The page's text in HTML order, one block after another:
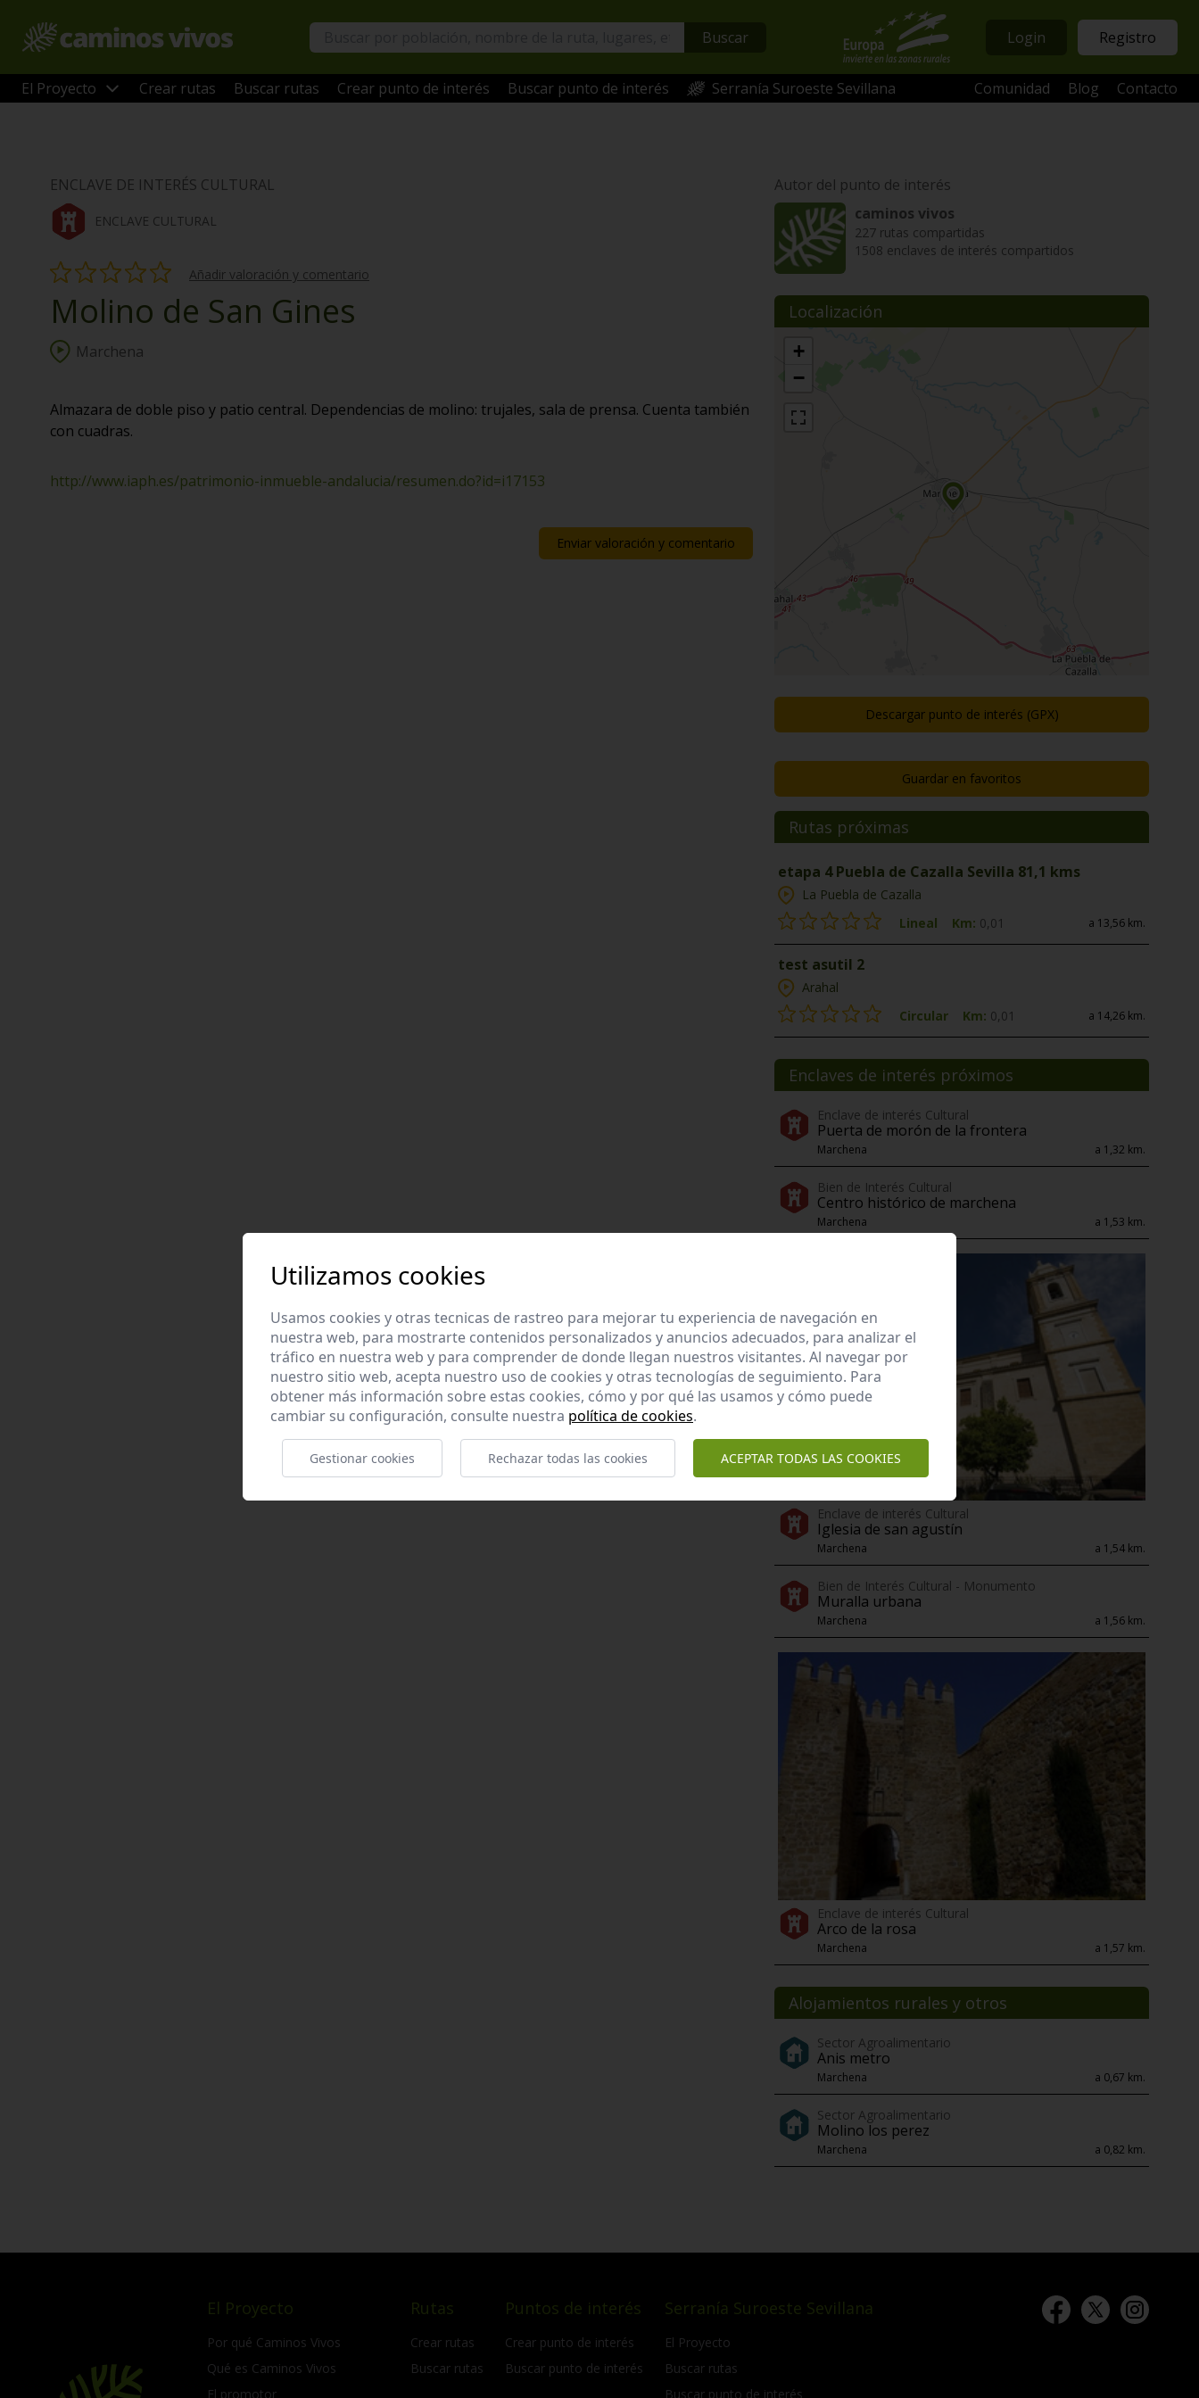
Buscar Login Registro
El Proyecto Crear rutas Buscar rutas Crear punto de interés Buscar punto de interés Serranía Suroeste Sevillana Comunidad Blog Contacto
ENCLAVE DE INTERÉS CULTURAL
ENCLAVE CULTURAL
Añadir valoración y comentario
Molino de San Gines
Marchena
Almazara de doble piso y patio central. Dependencias de molino: trujales, sala de prensa. Cuenta también
con cuadras.
http://www.iaph.es/patrimonio-inmueble-andalucia/resumen.do?id=i17153
Enviar valoración y comentario
Autor del punto de interés
caminos vivos
227 rutas compartidas
1508 enclaves de interés compartidos
Localización
+
−
Descargar punto de interés (GPX)
Guardar en favoritos
Rutas próximas
etapa 4 Puebla de Cazalla Sevilla 81,1 kms
La Puebla de Cazalla
Lineal
Km: 0,01 a 13,56 km.
test asutil 2
Arahal
Circular
Km: 0,01 a 14,26 km.
Enclaves de interés próximos
Enclave de interés Cultural
Puerta de morón de la frontera
Marchena a 1,32 km.
Bien de Interés Cultural
Centro histórico de marchena
Marchena a 1,53 km.
Enclave de interés Cultural
Iglesia de san agustín
Marchena a 1,54 km.
Bien de Interés Cultural - Monumento
Muralla urbana
Marchena a 1,56 km.
Enclave de interés Cultural
Arco de la rosa
Marchena a 1,57 km.
Alojamientos rurales y otros
Sector Agroalimentario
Anis metro
Marchena a 0,67 km.
Sector Agroalimentario
Molino los perez
Marchena a 0,82 km.
El Proyecto
Por qué Caminos Vivos
Qué es Caminos Vivos
El promotor
Rutas
Crear rutas
Buscar rutas
Puntos de interés
Crear punto de interés
Buscar punto de interés
Serranía Suroeste Sevillana
El Proyecto
Buscar rutas
Buscar punto de interés
Utilizamos cookies
Usamos cookies y otras tecnicas de rastreo para mejorar tu experiencia de navegación en
nuestra web, para mostrarte contenidos personalizados y anuncios adecuados, para analizar el
tráfico en nuestra web y para comprender de donde llegan nuestros visitantes. Al navegar por
nuestro sitio web, acepta nuestro uso de cookies y otras tecnologías de seguimiento. Para
obtener más información sobre estas cookies, cómo y por qué las usamos y cómo puede
cambiar su configuración, consulte nuestra política de cookies.
Gestionar cookies Rechazar todas las cookies ACEPTAR TODAS LAS COOKIES